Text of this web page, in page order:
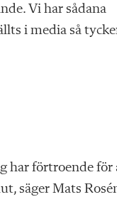
Vi har sådana
i media så
har förtroende för
säger Mats